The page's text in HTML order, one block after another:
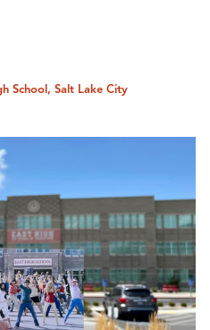
School, Salt Lake City